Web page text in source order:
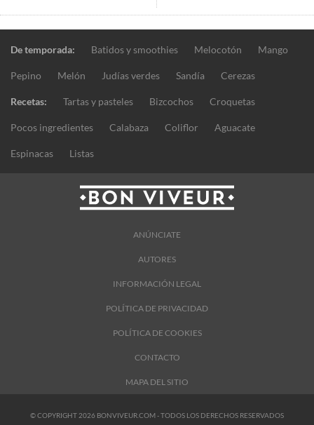
De temporada: Batidos y smoothies Melocotón Mango
Pepino Melón Judías verdes Sandía Cerezas
Recetas: Tartas y pasteles Bizcochos Croquetas
Pocos ingredientes Calabaza Coliflor Aguacate
Espinacas Listas
ANÚNCIATE
AUTORES
INFORMACIÓN LEGAL
POLÍTICA DE PRIVACIDAD
POLÍTICA DE COOKIES
CONTACTO
MAPA DEL SITIO
© COPYRIGHT 2026 BONVIVEUR.COM - TODOS LOS DERECHOS RESERVADOS